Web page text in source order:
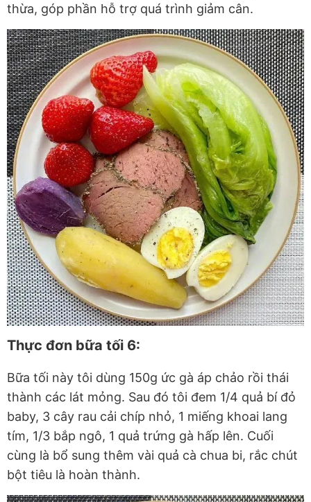
thừa, góp phần hỗ trợ quá trình giảm cân.
Thực đơn bữa tối 6:
Bữa tối này tôi dùng 150g ức gà áp chảo rồi thái
thành các lát mỏng. Sau đó tôi đem 1/4 quả bí đỏ
baby, 3 cây rau cải chíp nhỏ, 1 miếng khoai lang
tím, 1/3 bắp ngô, 1 quả trứng gà hấp lên. Cuối
cùng là bổ sung thêm vài quả cà chua bi, rắc chút
bột tiêu là hoàn thành.